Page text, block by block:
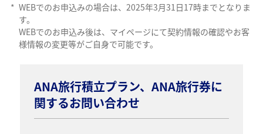
* WEBでのお申込みの場合は、2025年3月31日17時までとなりま
す。
WEBでのお申込み後は、マイページにて契約情報の確認やお客
様情報の変更等がご自身で可能です。
ANA旅行積立プラン、ANA旅行券に
関するお問い合わせ